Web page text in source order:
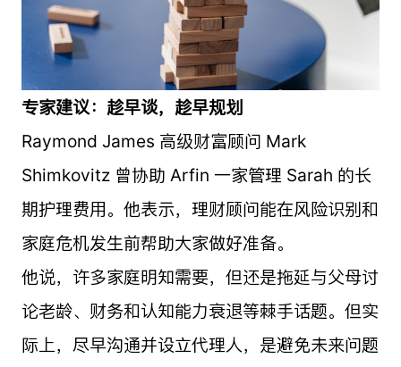
专家建议：趁早谈，趁早规划
Raymond James 高级财富顾问 Mark
Shimkovitz 曾协助 Arfin 一家管理 Sarah 的长
期护理费用。他表示，理财顾问能在风险识别和
家庭危机发生前帮助大家做好准备。
他说，许多家庭明知需要，但还是拖延与父母讨
论老龄、财务和认知能力衰退等棘手话题。但实
际上，尽早沟通并设立代理人，是避免未来问题